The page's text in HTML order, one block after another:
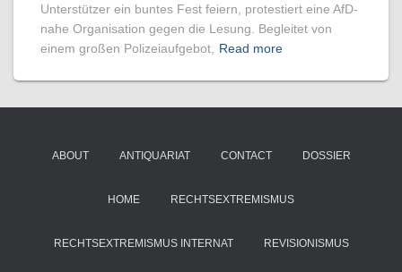
Unterstützer ein buntes Fest feiern, protestiert eine AfD-
nahe Organisation gegen die Lesung. Begleitet von
einem großen Polizeiaufgebot,
Read more
ABOUT ANTIQUARIAT CONTACT DOSSIER
HOME RECHTSEXTREMISMUS
RECHTSEXTREMISMUS INTERNAT REVISIONISMUS